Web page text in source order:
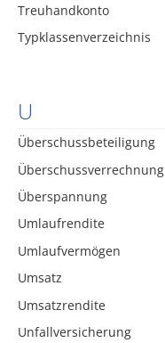
Treuhandkonto
Typklassenverzeichnis
U
Überschussbeteiligung
Überschussverrechnung
Überspannung
Umlaufrendite
Umlaufvermögen
Umsatz
Umsatzrendite
Unfallversicherung